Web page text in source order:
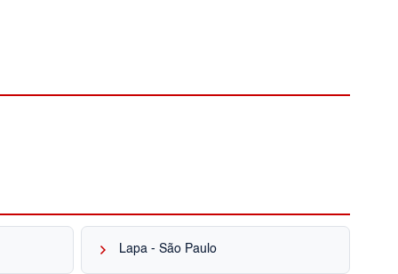
keyboard_arrow_right Lapa - São Paulo